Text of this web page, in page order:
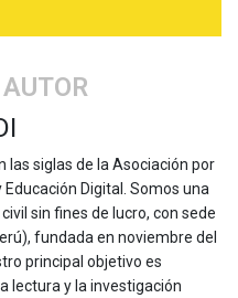
las siglas de la Asociación por
Educación Digital. Somos una
sin fines de lucro, con sede
fundada en noviembre del
principal objetivo es
lectura y la investigación